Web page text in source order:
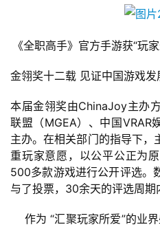
《全职高手》官方手游获“玩
金翎奖十二载 见证中国游戏发
本届金翎奖由ChinaJoy主办
联盟（MGEA）、中国VRAR
主办。在相关部门的指导下，
重玩家意愿，以公平公正为
500多款游戏进行公开评选。
与了投票，30余天的评选周期
作为 “汇聚玩家所爱”的业